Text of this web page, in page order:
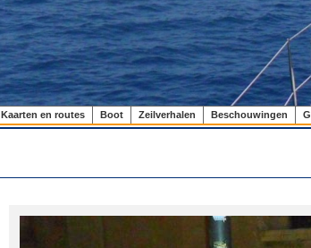
Kaarten en routes Boot Zeilverhalen Beschouwingen